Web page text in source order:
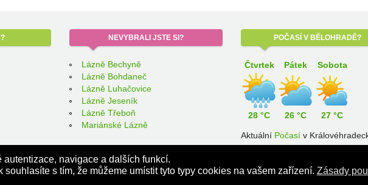
navigace a dalších funkcí.
s tím, že můžeme umístit tyto typy cookies na vašem zařízení. Zásady
NEVYBRALI JSTE SI?
Lázně Bechyně
Lázně Bohdaneč
Lázně Luhačovice
Lázně Jeseník
Lázně Třeboň
Mariánské Lázně
POČASÍ V BĚLOHRADĚ?
Čtvrtek
28 °C
Pátek
26 °C
Sobota
27 °C
Aktuální Počasí v